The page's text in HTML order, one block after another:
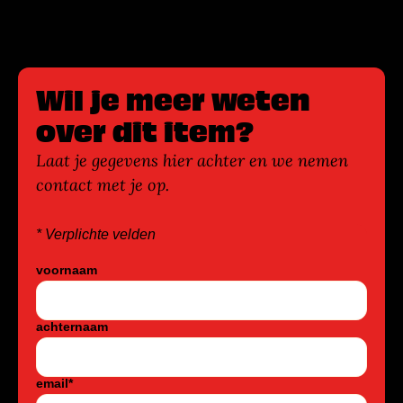
Wil je meer weten
over dit item?
Laat je gegevens hier achter en we nemen
contact met je op.
* Verplichte velden
voornaam
achternaam
email*